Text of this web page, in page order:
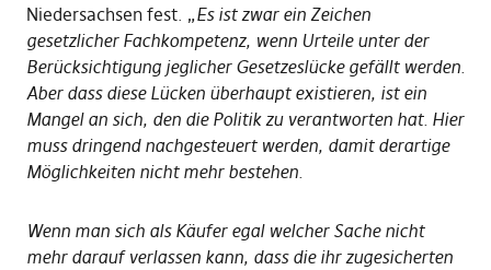
Niedersachsen fest. „Es ist zwar ein Zeichen
gesetzlicher Fachkompetenz, wenn Urteile unter der
Berücksichtigung jeglicher Gesetzeslücke gefällt werden.
Aber dass diese Lücken überhaupt existieren, ist ein
Mangel an sich, den die Politik zu verantworten hat. Hier
muss dringend nachgesteuert werden, damit derartige
Möglichkeiten nicht mehr bestehen.
Wenn man sich als Käufer egal welcher Sache nicht
mehr darauf verlassen kann, dass die ihr zugesicherten